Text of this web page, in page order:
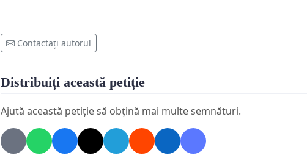
Georgescu:
În mod șocant și fără precedent, Antena 3 CNN a difuzat
politică a domnului Călin Georgescu, ceea ce constituie un
la adresa vieții unui candidat la funcția publică.
Instigarea românilor să voteze conform dictatelor postului
Contactați autorul
Distribuiți această petiție
Ajută această petiție să obțină mai multe semnături.